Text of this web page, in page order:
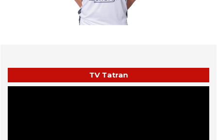
TV Tatran